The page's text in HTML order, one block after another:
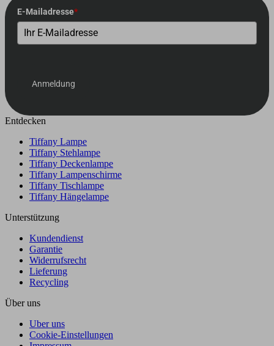
E-Mailadresse*
Anmeldung
Entdecken
Tiffany Lampe
Tiffany Stehlampe
Tiffany Deckenlampe
Tiffany Lampenschirme
Tiffany Tischlampe
Tiffany Hängelampe
Unterstützung
Kundendienst
Garantie
Widerrufsrecht
Lieferung
Recycling
Über uns
Uber uns
Cookie-Einstellungen